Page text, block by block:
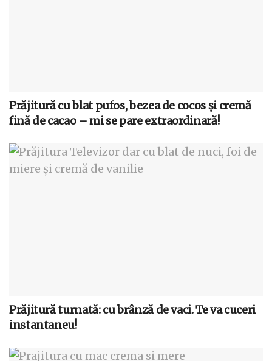
Prăjitură cu blat pufos, bezea de cocos și cremă
fină de cacao – mi se pare extraordinară!
Prăjitură turnată: cu brânză de vaci. Te va cuceri
instantaneu!